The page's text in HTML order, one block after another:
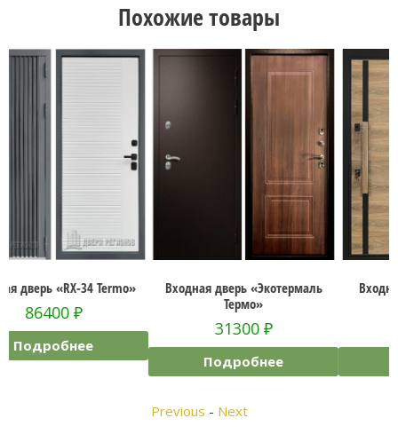
Похожие товары
Входная дверь «Экотермаль
31300₽
Подробнее
Входная дверь «Royal Nord
Подробнее
Previous - Next